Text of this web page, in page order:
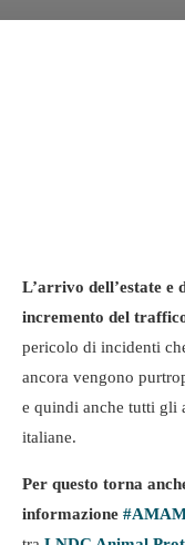
L’arrivo dell’estate e
incremento del
pericolo di incidenti
ancora vengono
e quindi anche tutti gli
italiane.
Per questo torna
informazione